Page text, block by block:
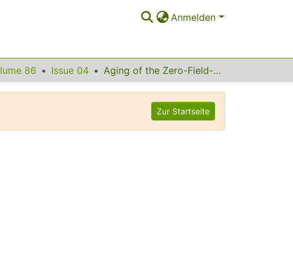
Anmelden
86 Issue 04 Aging of the Zero-Field-Cooled Magnetization in Ising Spin Glasses: Experiment and Numerical Simulation
Zur Startseite